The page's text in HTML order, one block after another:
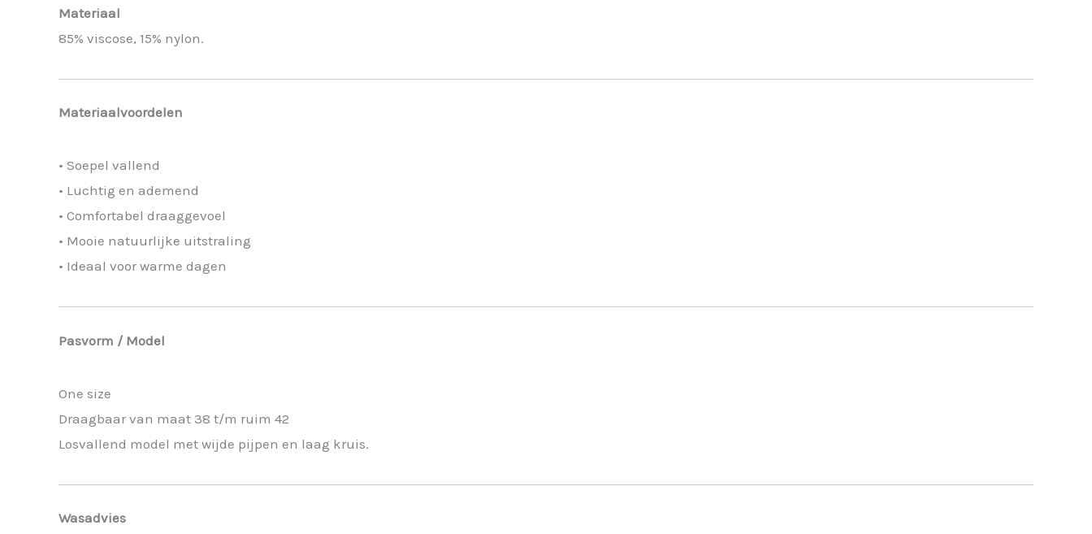
Materiaal
85% viscose, 15% nylon.
Materiaalvoordelen
• Soepel vallend
• Luchtig en ademend
• Comfortabel draaggevoel
• Mooie natuurlijke uitstraling
• Ideaal voor warme dagen
Pasvorm / Model
One size
Draagbaar van maat 38 t/m ruim 42
Losvallend model met wijde pijpen en laag kruis.
Wasadvies